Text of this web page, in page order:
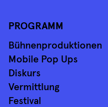
PROGRAMM
Bühnenproduktionen
Mobile Pop Ups
Diskurs
Vermittlung
Festival